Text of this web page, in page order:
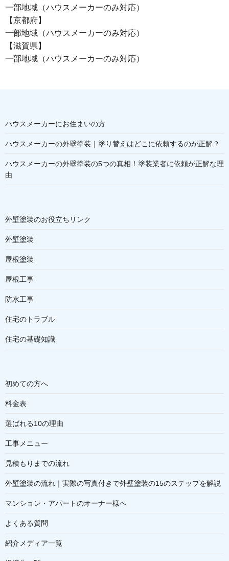
一部地域（ハウスメーカーのみ対応）
【京都府】
一部地域（ハウスメーカーのみ対応）
【滋賀県】
一部地域（ハウスメーカーのみ対応）
ハウスメーカーにお住まいの方
ハウスメーカーの外壁塗装｜塗り替えはどこに依頼するのが正解？
ハウスメーカーの外壁塗装の5つの真相！塗装業者に依頼が正解な理
由
外壁塗装のお役立ちリンク
外壁塗装
屋根塗装
屋根工事
防水工事
住宅のトラブル
住宅の基礎知識
初めての方へ
料金表
選ばれる10の理由
工事メニュー
見積もりまでの流れ
外壁塗装の流れ｜実際の写真付きで外壁塗装の15のステップを解説
マンション・アパートのオーナー様へ
よくある質問
紹介メディア一覧